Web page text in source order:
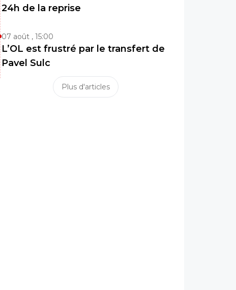
24h de la reprise
07 août , 15:00
L’OL est frustré par le transfert de
Pavel Sulc
Plus d'articles